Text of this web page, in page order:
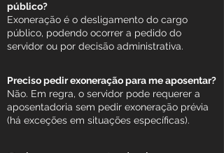
público?
Exoneração é o desligamento do cargo
público, podendo ocorrer a pedido do
servidor ou por decisão administrativa.
Preciso pedir exoneração para me aposentar?
Não. Em regra, o servidor pode requerer a
aposentadoria sem pedir exoneração prévia
(há exceções em situações específicas).